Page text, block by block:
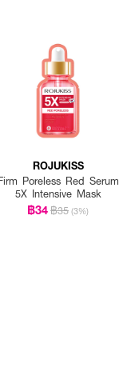
ROJUKISS
Poreless Red Serum
5X Intensive Mask
฿34฿35 (3%)